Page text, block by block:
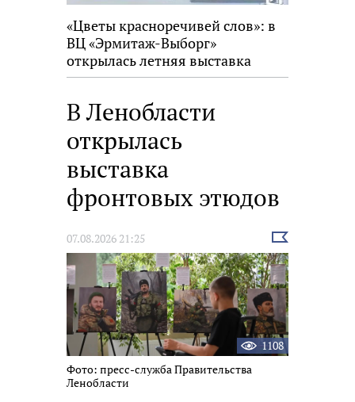
«Цветы красноречивей слов»: в
ВЦ «Эрмитаж-Выборг»
открылась летняя выставка
В Ленобласти
открылась
выставка
фронтовых этюдов
07.08.2026 21:25
Выбрать
новость
1108
Фото: пресс-служба Правительства
Ленобласти